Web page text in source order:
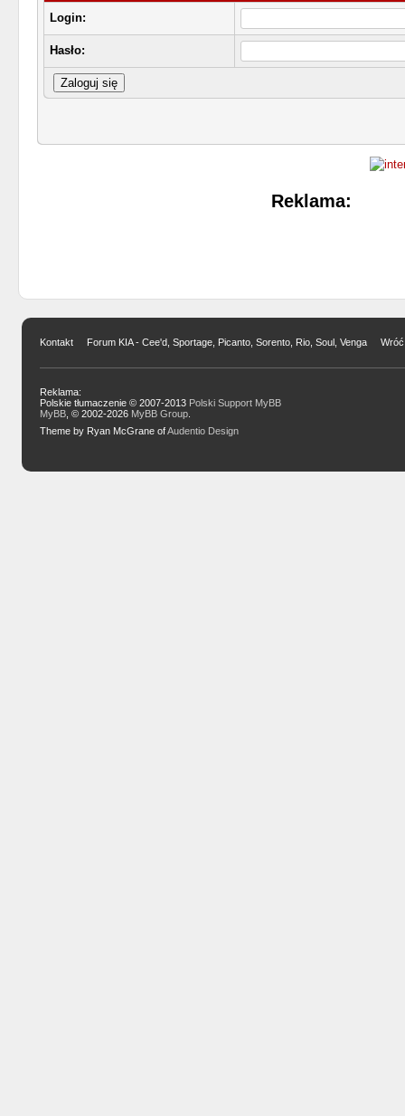
Login:
Hasło:
Reklama:
Kontakt Forum KIA - Cee'd, Sportage, Picanto, Sorento, Rio, Soul, Venga
Reklama:
Polskie tłumaczenie © 2007-2013 Polski Support MyBB
MyBB, © 2002-2026 MyBB Group.
Theme by Ryan McGrane ofAudentio Design